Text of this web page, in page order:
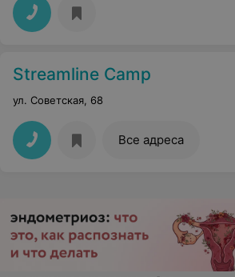
Streamline Camp
ул. Советская, 68
Все адреса